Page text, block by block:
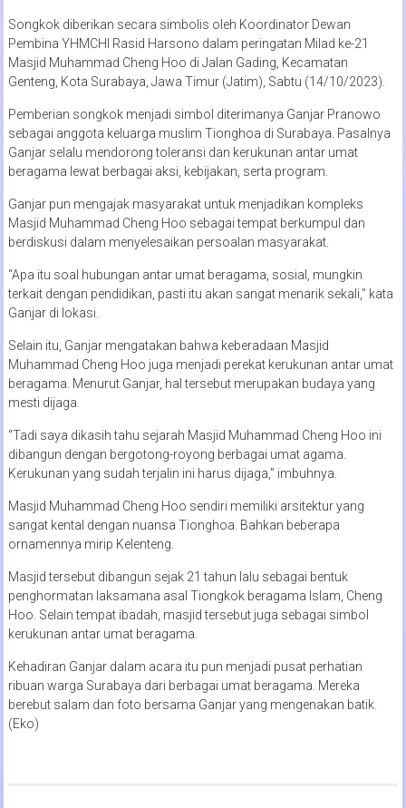
Songkok diberikan secara simbolis oleh Koordinator Dewan
Pembina YHMCHI Rasid Harsono dalam peringatan Milad ke-21
Masjid Muhammad Cheng Hoo di Jalan Gading, Kecamatan
Genteng, Kota Surabaya, Jawa Timur (Jatim), Sabtu (14/10/2023).
Pemberian songkok menjadi simbol diterimanya Ganjar Pranowo
sebagai anggota keluarga muslim Tionghoa di Surabaya. Pasalnya
Ganjar selalu mendorong toleransi dan kerukunan antar umat
beragama lewat berbagai aksi, kebijakan, serta program.
Ganjar pun mengajak masyarakat untuk menjadikan kompleks
Masjid Muhammad Cheng Hoo sebagai tempat berkumpul dan
berdiskusi dalam menyelesaikan persoalan masyarakat.
“Apa itu soal hubungan antar umat beragama, sosial, mungkin
terkait dengan pendidikan, pasti itu akan sangat menarik sekali,” kata
Ganjar di lokasi.
Selain itu, Ganjar mengatakan bahwa keberadaan Masjid
Muhammad Cheng Hoo juga menjadi perekat kerukunan antar umat
beragama. Menurut Ganjar, hal tersebut merupakan budaya yang
mesti dijaga.
“Tadi saya dikasih tahu sejarah Masjid Muhammad Cheng Hoo ini
dibangun dengan bergotong-royong berbagai umat agama.
Kerukunan yang sudah terjalin ini harus dijaga,” imbuhnya.
Masjid Muhammad Cheng Hoo sendiri memiliki arsitektur yang
sangat kental dengan nuansa Tionghoa. Bahkan beberapa
ornamennya mirip Kelenteng.
Masjid tersebut dibangun sejak 21 tahun lalu sebagai bentuk
penghormatan laksamana asal Tiongkok beragama Islam, Cheng
Hoo. Selain tempat ibadah, masjid tersebut juga sebagai simbol
kerukunan antar umat beragama.
Kehadiran Ganjar dalam acara itu pun menjadi pusat perhatian
ribuan warga Surabaya dari berbagai umat beragama. Mereka
berebut salam dan foto bersama Ganjar yang mengenakan batik.
(Eko)